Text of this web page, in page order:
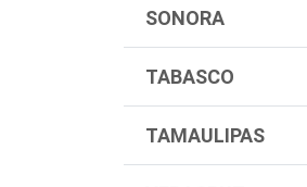
SONORA
TABASCO
TAMAULIPAS